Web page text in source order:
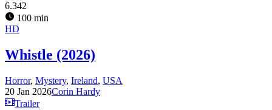
6.342
100 min
HD
Whistle (2026)
Horror, Mystery, Ireland, USA
20 Jan 2026Corin Hardy
Trailer